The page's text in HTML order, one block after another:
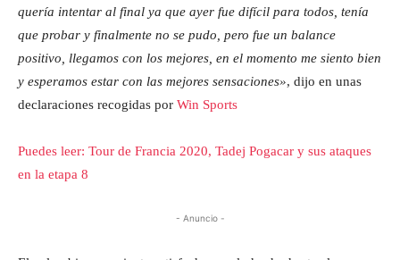
quería intentar al final ya que ayer fue difícil para todos, tenía
que probar y finalmente no se pudo, pero fue un balance
positivo, llegamos con los mejores, en el momento me siento bien
y esperamos estar con las mejores sensaciones», dijo en unas
declaraciones recogidas por Win Sports
Puedes leer: Tour de Francia 2020, Tadej Pogacar y sus ataques
en la etapa 8
- Anuncio -